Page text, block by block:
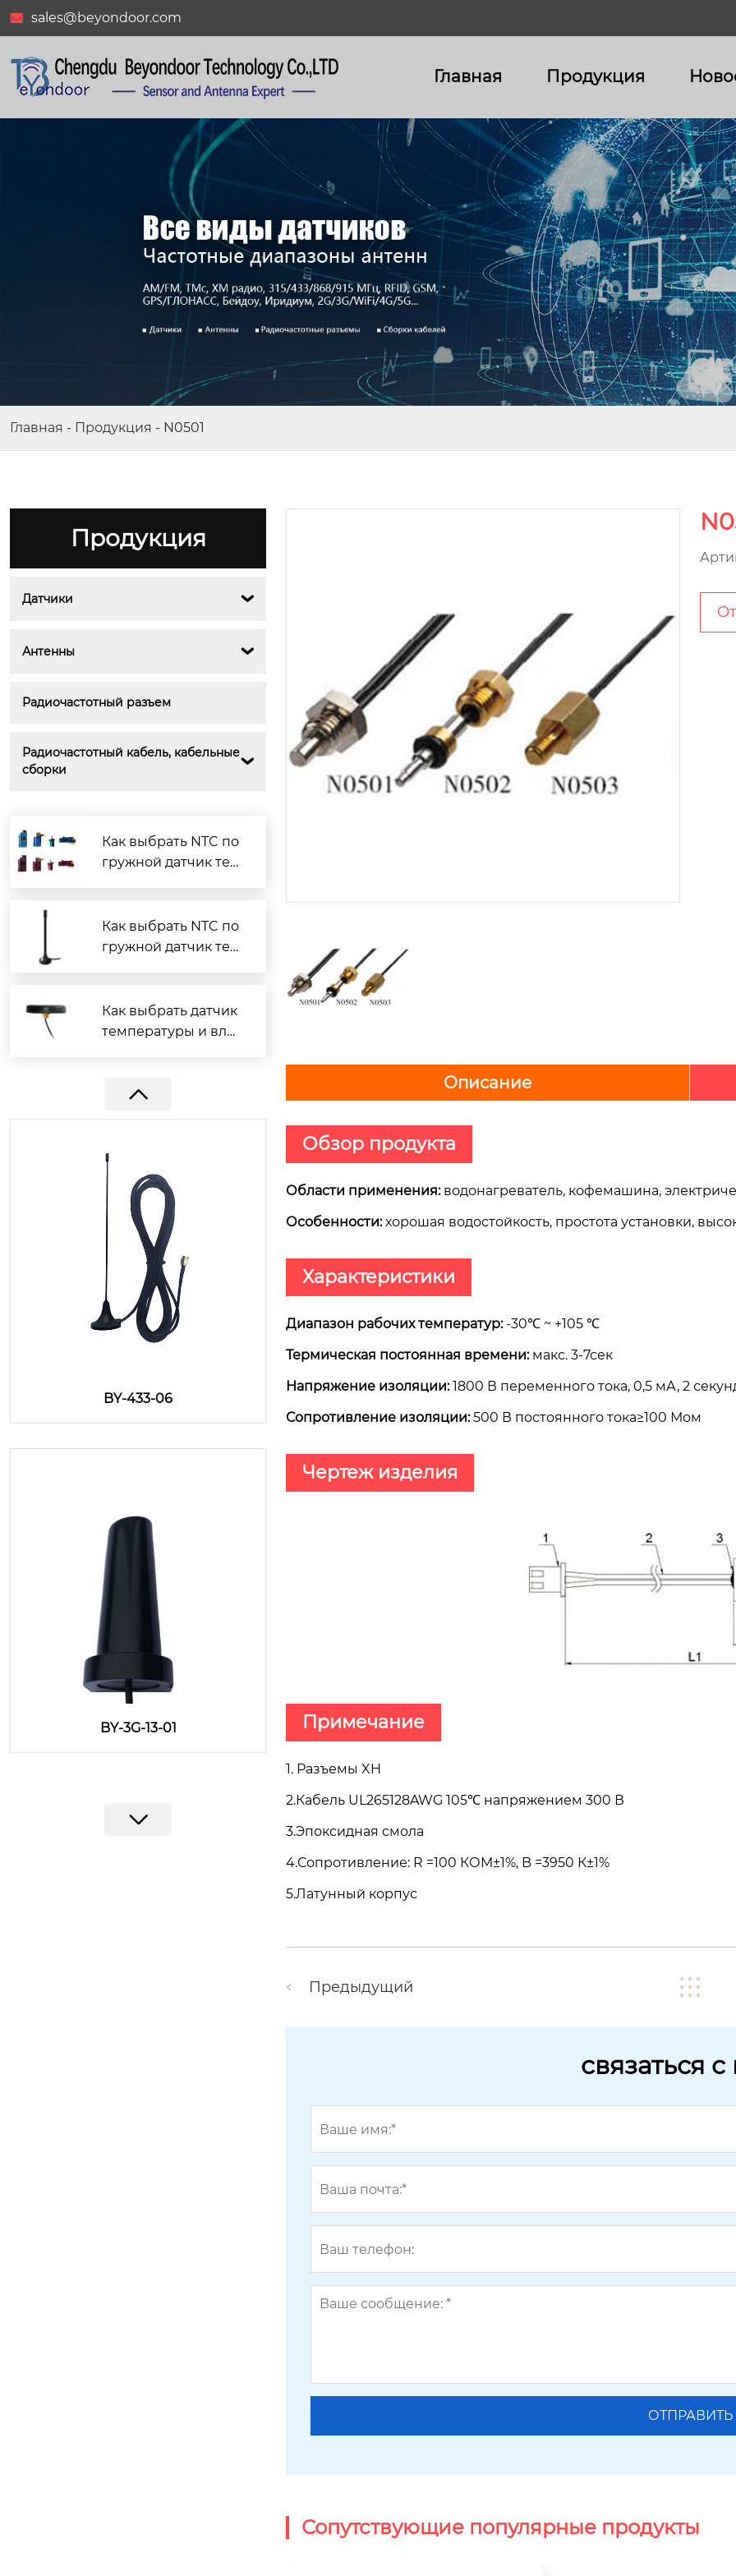
 sales@beyondoor.com
Главная Продукция
Главная - Продукция - N0501
Продукция
Датчики 
Антенны 
Радиочастотный разъем
Радиочастотный кабель, кабельные
сборки

Как выбрать NTC по
гружной датчик тем
Как выбрать NTC по
гружной датчик тем
Как выбрать датчик
температуры и вла
BY-RFID-2
BY-GPS/GLONASS-184-SMD
BY-433-06
BY-3G-13-01
Описание
Обзор продукта
Области применения:водонагреватель, кофемашина,
Особенности:хорошая водостойкость, простота установки,
Характеристики
Диапазон рабочих температур:-30℃ ~ +105 ℃
Термическая постоянная времени:макс. 3-7сек
Напряжение изоляции:1800 В переменного тока, 0,5 мА, 2
Сопротивление изоляции:500 В постоянного тока≥100 Мом
Чертеж изделия
Примечание
1. Разъемы XH
2.Кабель UL265128AWG 105℃ напряжением 300 В
3.Эпоксидная смола
4.Сопротивление: R =100 КОМ±1%, B =3950 К±1%
5.Латунный корпус
Предыдущий
связаться
Сопутствующие популярные продукты